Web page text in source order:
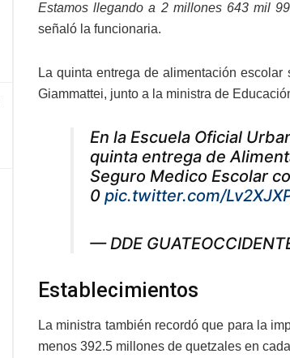
Estamos llegando a 2 millones 643 mil
señaló la funcionaria.
La quinta entrega de alimentación
Giammattei, junto a la ministra de
En la Escuela Oficial
quinta entrega de
Seguro Medico Escolar
0 pic.twitter.com/
— DDE
Establecimientos
La ministra también recordó que para la
menos 392.5 millones de quetzales en